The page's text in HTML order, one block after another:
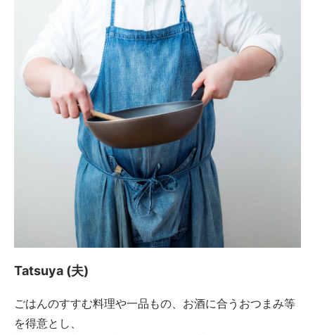
Tatsuya (夫)
ごはんのすすむ料理や一品もの、お酒に合うおつまみ等
を得意とし、